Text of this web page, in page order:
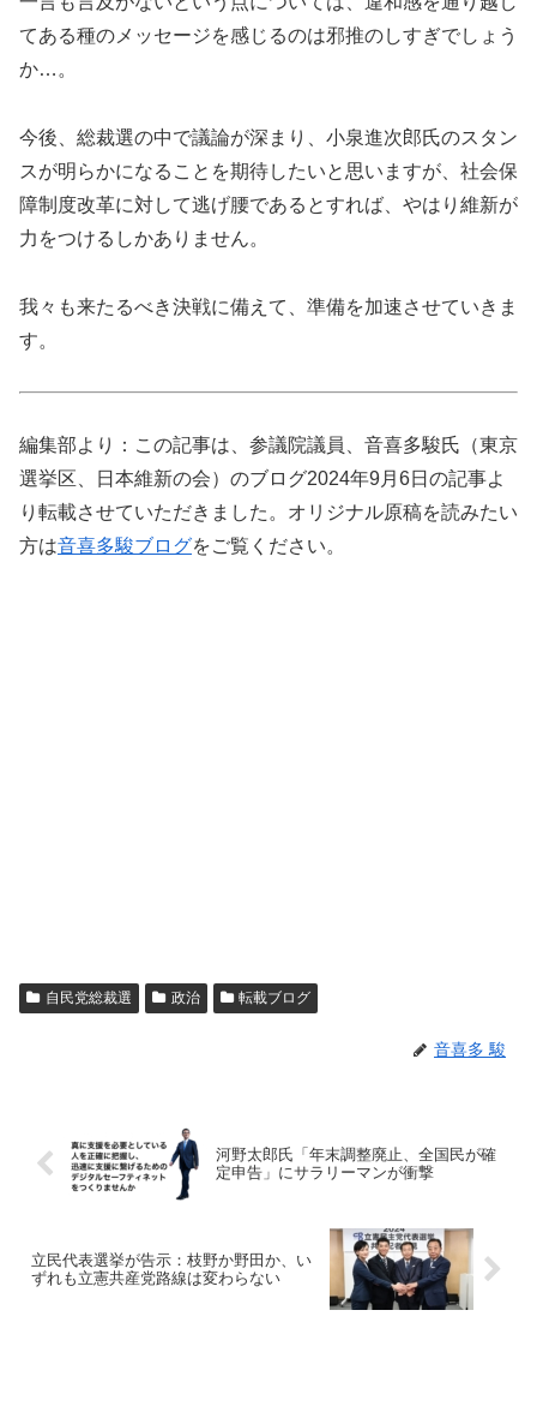
てある種のメッセージを感じるのは邪推のしすぎでしょう
か…。
今後、総裁選の中で議論が深まり、小泉進次郎氏のスタン
スが明らかになることを期待したいと思いますが、社会保
障制度改革に対して逃げ腰であるとすれば、やはり維新が
力をつけるしかありません。
我々も来たるべき決戦に備えて、準備を加速させていきま
す。
編集部より：この記事は、参議院議員、音喜多駿氏（東京
選挙区、日本維新の会）のブログ2024年9月6日の記事よ
り転載させていただきました。オリジナル原稿を読みたい
方は音喜多駿ブログをご覧ください。
自民党総裁選 政治 転載ブログ
音喜多 駿
河野太郎氏「年末調整廃止、全国民が確
定申告」にサラリーマンが衝撃
立民代表選挙が告示：枝野か野田か、い
ずれも立憲共産党路線は変わらない